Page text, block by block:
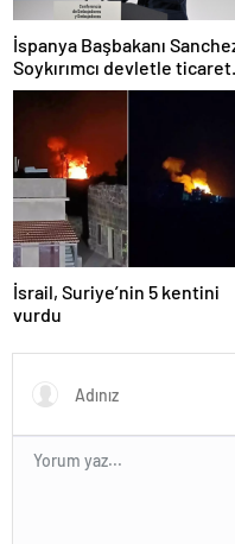
İspanya Başbakanı
Soykırımcı devletle ticaret
yapmayız
İsrail, Suriye’nin 5 kentini
vurdu